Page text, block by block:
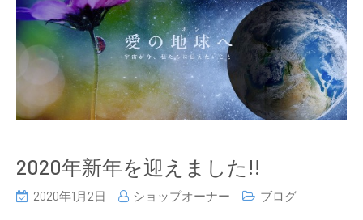
2020年新年を迎えました!!
2020年1月2日 ショップオーナー ブログ